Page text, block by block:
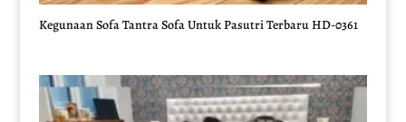
Kegunaan Sofa Tantra Sofa Untuk Pasutri Terbaru HD-0361